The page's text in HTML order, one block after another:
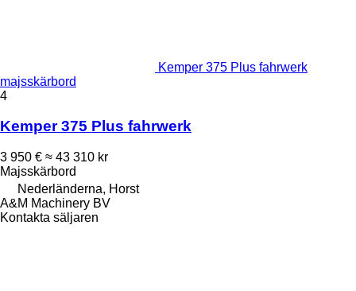
Kemper 375 Plus fahrwerk
majsskärbord
4
Kemper 375 Plus fahrwerk
3 950 € ≈ 43 310 kr
Majsskärbord
Nederländerna, Horst
A&M Machinery BV
Kontakta säljaren